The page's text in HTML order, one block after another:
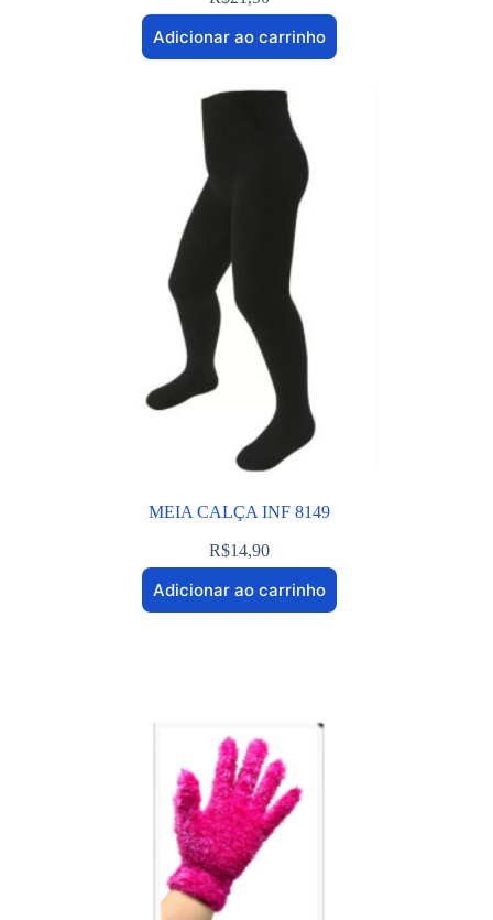
Adicionar ao carrinho
MEIA CALÇA INF 8149
R$14,90
Adicionar ao carrinho